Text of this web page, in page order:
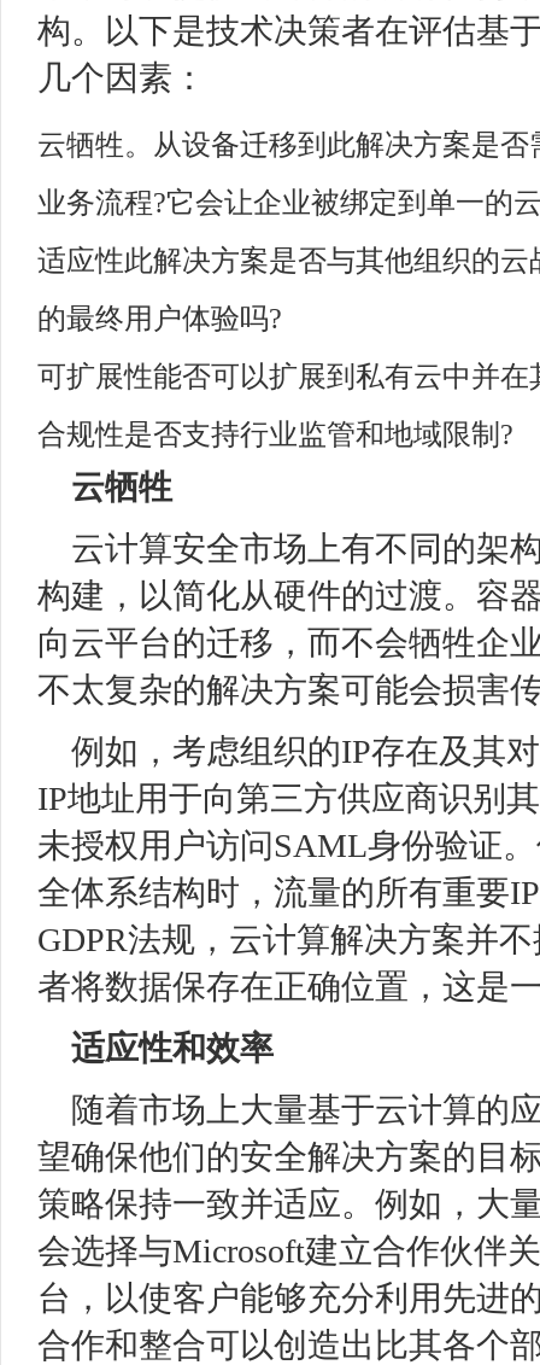
构。以下是技术决策者在评估基
几个因素：
云牺牲。从设备迁移到此解决方案是
业务流程?它会让企业被绑定到单一的
适应性此解决方案是否与其他组织的
的最终用户体验吗?
可扩展性能否可以扩展到私有云中并在
合规性是否支持行业监管和地域限制?
云牺牲
云计算安全市场上有不同的架
构建，以简化从硬件的过渡。容
向云平台的迁移，而不会牺牲企
不太复杂的解决方案可能会损害
例如，考虑组织的IP存在及其
IP地址用于向第三方供应商识别
未授权用户访问SAML身份验证
全体系结构时，流量的所有重要
GDPR法规，云计算解决方案并
者将数据保存在正确位置，这是
适应性和效率
随着市场上大量基于云计算的
望确保他们的安全解决方案的目
策略保持一致并适应。例如，大
会选择与Microsoft建立合作伙伴
台，以使客户能够充分利用先进
合作和整合可以创造出比其各个